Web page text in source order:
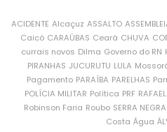
ACIDENTE Alcaçuz ASSALTO
Caicó CARAÚBAS Ceará CHUVA
currais novos Dilma Governo do RN
PIRANHAS JUCURUTU LULA
Pagamento PARAÍBA PARELHAS
POLÍCIA MILITAR Política PRF
Robinson Faria Roubo SERRA
Costa Água